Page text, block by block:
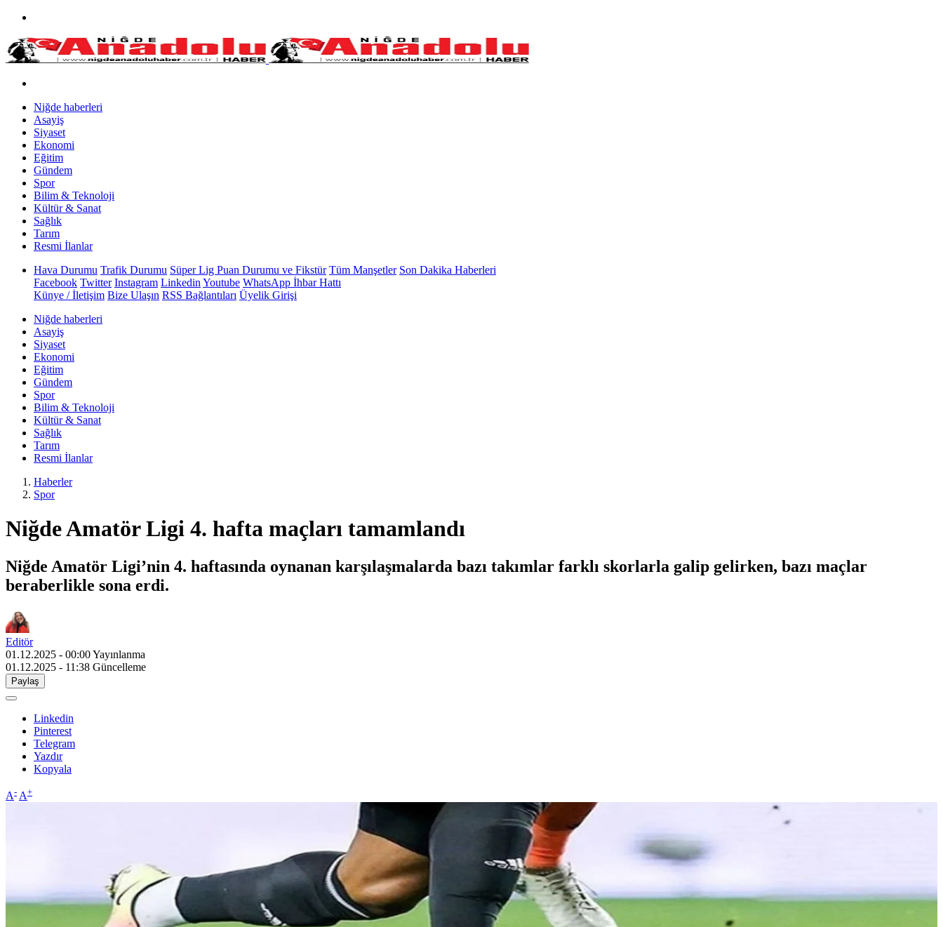
Niğde haberleri
Asayiş
Siyaset
Ekonomi
Eğitim
Gündem
Spor
Bilim & Teknoloji
Kültür & Sanat
Sağlık
Tarım
Resmi İlanlar
Hava Durumu Trafik Durumu Süper Lig Puan Durumu ve Fikstür Tüm Manşetler Son Dakika Haberleri
Facebook Twitter Instagram Linkedin Youtube WhatsApp İhbar Hattı
Künye / İletişim Bize Ulaşın RSS Bağlantıları Üyelik Girişi
Niğde haberleri
Asayiş
Siyaset
Ekonomi
Eğitim
Gündem
Spor
Bilim & Teknoloji
Kültür & Sanat
Sağlık
Tarım
Resmi İlanlar
Haberler
Spor
Niğde Amatör Ligi 4. hafta maçları tamamlandı
Niğde Amatör Ligi’nin 4. haftasında oynanan karşılaşmalarda bazı takımlar farklı skorlarla galip gelirken, bazı maçlar
beraberlikle sona erdi.
Editör
01.12.2025 - 00:00Yayınlanma
01.12.2025 - 11:38 Güncelleme
Paylaş
Linkedin
Pinterest
Telegram
Yazdır
Kopyala
A- A+